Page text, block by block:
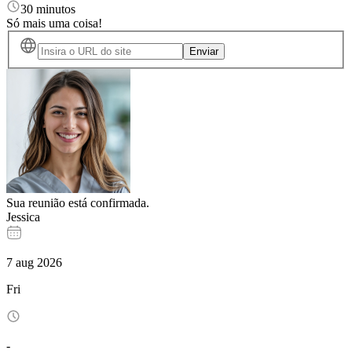
30 minutos
Só mais uma coisa!
Enviar
Sua reunião está confirmada.
Jessica
7 aug 2026
Fri
-